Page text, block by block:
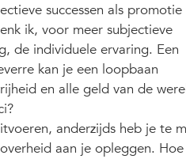
successen als promotie
ik, voor meer subjectieve
de individuele ervaring. Een
kan je een loopbaan
en alle geld van de
anderzijds heb je te
aan je opleggen. Hoe